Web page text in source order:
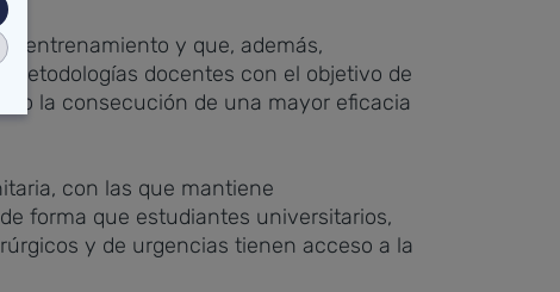
entrenamiento y que, además,
docentes con el objetivo de
la consecución de una mayor eficacia
con las que mantiene
forma que estudiantes universitarios,
y de urgencias tienen acceso a la